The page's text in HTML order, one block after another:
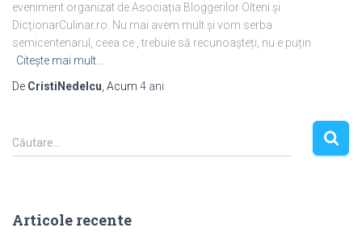
eveniment organizat de Asociația Bloggerilor Olteni și
DicționarCulinar.ro. Nu mai avem mult și vom serba
semicentenarul, ceea ce , trebuie să recunoașteți, nu e puțin
Citește mai mult…
De CristiNedelcu , Acum 4 ani
C
a
d
Căutare…
Articole recente